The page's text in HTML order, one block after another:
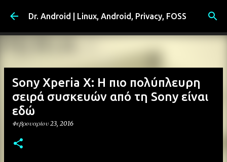
Μετάβαση στο κύριο περιεχόμενο
Dr. Android | Linux, Android, Privacy, FOSS
Sony Xperia X: Η πιο πολύπλευρη
σειρά συσκευών από τη Sony είναι
εδώ
Φεβρουαρίου 23, 2016